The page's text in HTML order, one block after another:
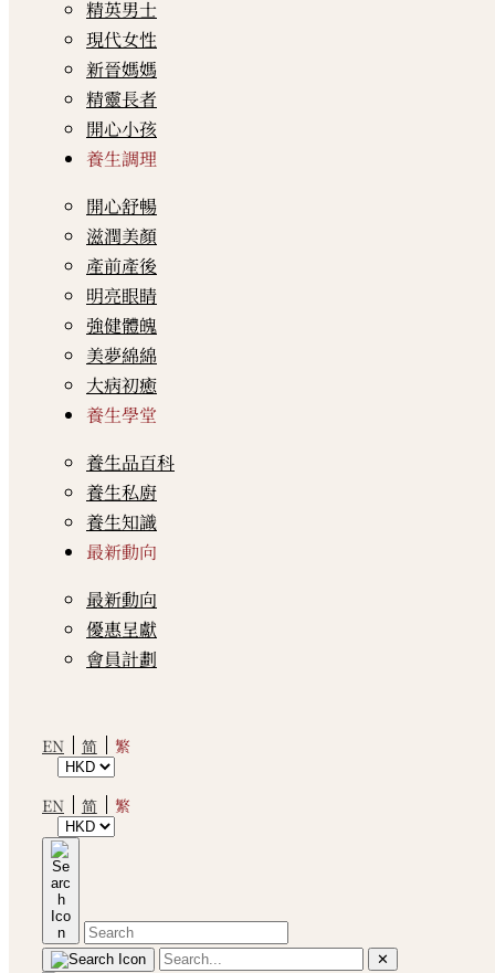
精英男士
現代女性
新晉媽媽
精靈長者
開心小孩
養生調理
開心舒暢
滋潤美顏
產前產後
明亮眼睛
強健體魄
美夢綿綿
大病初癒
養生學堂
養生品百科
養生私廚
養生知識
最新動向
最新動向
優惠呈獻
會員計劃
EN 简 繁
EN 简 繁
✕